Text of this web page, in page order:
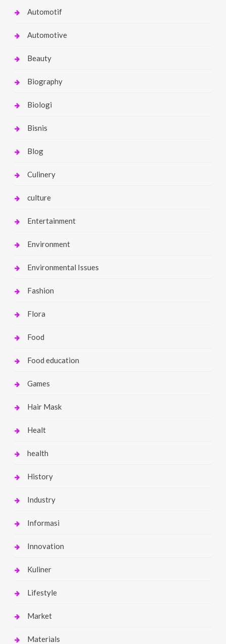
Automotif
Automotive
Beauty
Biography
Biologi
Bisnis
Blog
Culinery
culture
Entertainment
Environment
Environmental Issues
Fashion
Flora
Food
Food education
Games
Hair Mask
Healt
health
History
Industry
Informasi
Innovation
Kuliner
Lifestyle
Market
Materials